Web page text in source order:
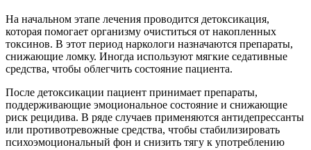
На начальном этапе лечения проводится детоксикация,
которая помогает организму очиститься от накопленных
токсинов. В этот период наркологи назначаются препараты,
снижающие ломку. Иногда используют мягкие седативные
средства, чтобы облегчить состояние пациента.
После детоксикации пациент принимает препараты,
поддерживающие эмоциональное состояние и снижающие
риск рецидива. В ряде случаев применяются антидепрессанты
или противотревожные средства, чтобы стабилизировать
психоэмоциональный фон и снизить тягу к употреблению